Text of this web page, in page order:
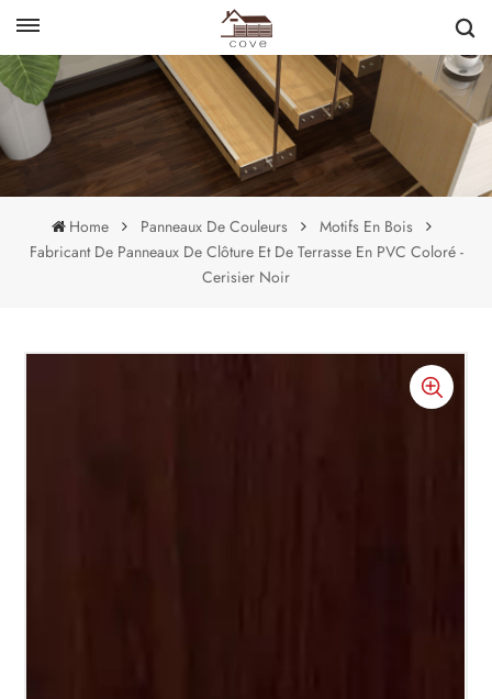
English
français
Home Panneaux De Couleurs
Motifs En Bois
Fabricant De Panneaux De Clôture Et De Terrasse En PVC Coloré -
Cerisier Noir